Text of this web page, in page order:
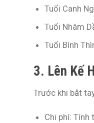
Tuổi Canh
Tuổi Nhâm
Tuổi Bính
3. Lên Kế
Trước khi bắt
Chi phí: Tính